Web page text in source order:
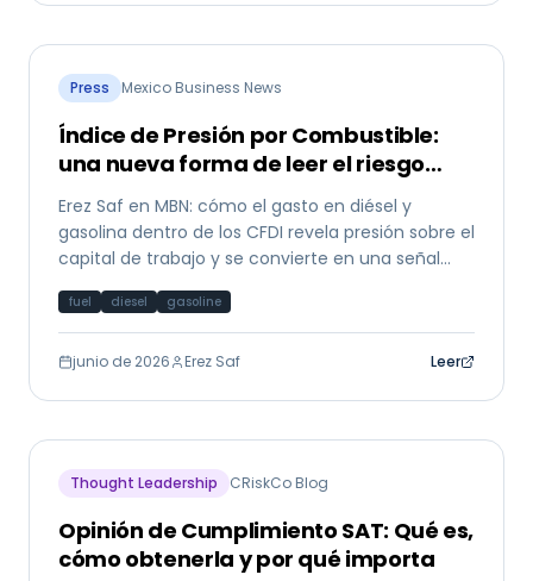
Press Mexico Business News
Índice de Presión por Combustible:
una nueva forma de leer el riesgo
Erez Saf en MBN: cómo el gasto en diésel y
gasolina dentro de los CFDI revela presión sobre el
capital de trabajo y se convierte en una señal
mexicanas.
fuel diesel gasoline
junio de 2026 Erez Saf Leer
Thought Leadership CRiskCo Blog
Opinión de Cumplimiento SAT: Qué es,
cómo obtenerla y por qué importa